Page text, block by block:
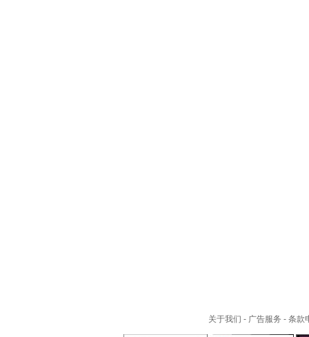
关于我们 - 广告服务 - 条款